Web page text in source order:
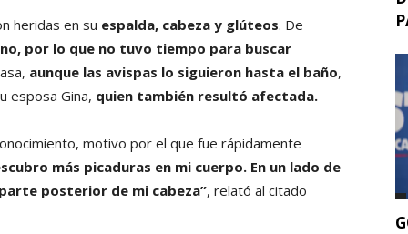
heridas en su espalda, cabeza y glúteos. De
por lo que no tuvo tiempo para buscar
aunque las avispas lo siguieron hasta el baño,
esposa Gina, quien también resultó afectada.
motivo por el que fue rápidamente
más picaduras en mi cuerpo. En un lado de
posterior de mi cabeza”, relató al citado